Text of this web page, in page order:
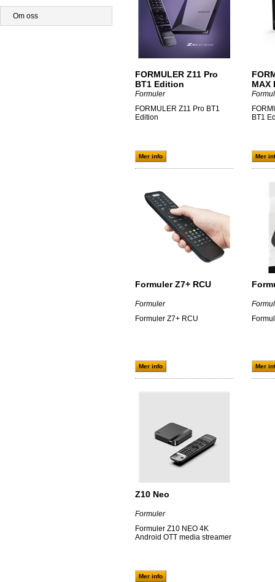
Om oss
FORMULER Z11 Pro
BT1 Edition
Formuler
FORMULER Z11 Pro BT1
Edition
Mer info
MAX
BT1
Mer
Formuler Z7+ RCU
Formuler
Formuler Z7+ RCU
Mer info Mer
Z10 Neo
Formuler
Formuler Z10 NEO 4K
Android OTT media streamer
Mer info